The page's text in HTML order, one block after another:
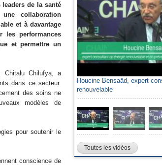
de la santé
collaboration
et à davantage
les performances
et permettre un
Chitalu Chilufya, a
dans ce secteur.
des soins ne
modèles de
pour soutenir le
conscience de
Houcine Bensaâd, expert
renouvelable
Toutes les vidéos